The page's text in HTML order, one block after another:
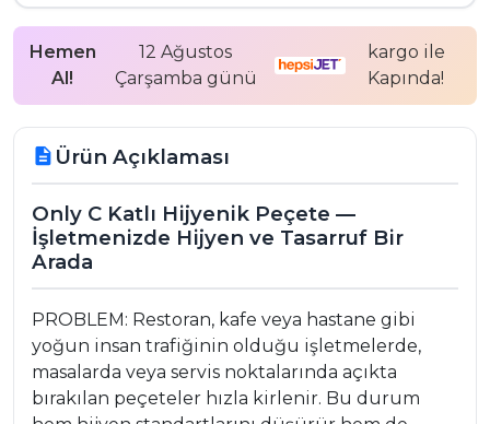
Hemen
Al!
12 Ağustos
Çarşamba günü
kargo ile
Kapında!
description Ürün Açıklaması
Only C Katlı Hijyenik Peçete —
İşletmenizde Hijyen ve Tasarruf Bir
Arada
PROBLEM: Restoran, kafe veya hastane gibi
yoğun insan trafiğinin olduğu işletmelerde,
masalarda veya servis noktalarında açıkta
bırakılan peçeteler hızla kirlenir. Bu durum